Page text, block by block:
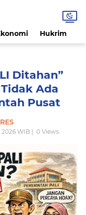
Hukrim
Ditahan”
Ada
Pusat
WIB | 0Views